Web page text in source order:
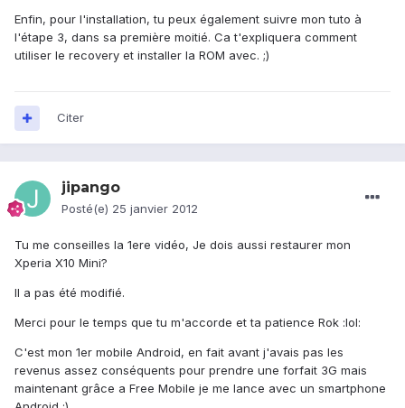
Enfin, pour l'installation, tu peux également suivre mon tuto à
l'étape 3, dans sa première moitié. Ca t'expliquera comment
utiliser le recovery et installer la ROM avec. ;)
Citer
jipango
Posté(e) 25 janvier 2012
Tu me conseilles la 1ere vidéo, Je dois aussi restaurer mon
Xperia X10 Mini?
Il a pas été modifié.
Merci pour le temps que tu m'accorde et ta patience Rok :lol:
C'est mon 1er mobile Android, en fait avant j'avais pas les
revenus assez conséquents pour prendre une forfait 3G mais
maintenant grâce a Free Mobile je me lance avec un smartphone